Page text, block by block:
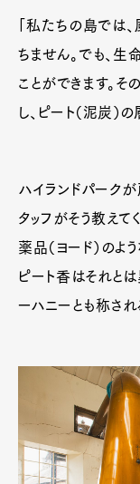
「私たちの島では
ちません。でも、
ことができます。
し、ピート（泥炭）
ハイランドパーク
タッフがそう教えて
薬品（ヨード）のよ
ピート香はそれと
ーハニーとも称され